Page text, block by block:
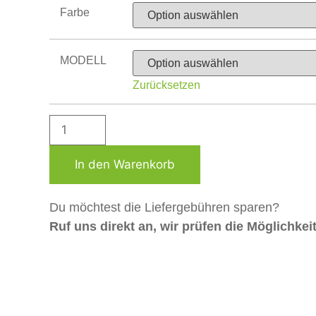
Farbe
MODELL
Zurücksetzen
In den Warenkorb
Du möchtest die Liefergebühren sparen?
Ruf uns direkt an, wir prüfen die